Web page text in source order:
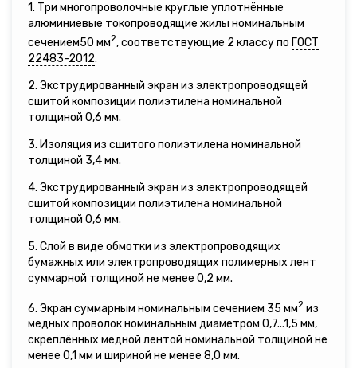
1. Три многопроволочные круглые уплотнённые
алюминиевые токопроводящие жилы номинальным
сечением50 мм2, соответствующие 2 классу по ГОСТ
22483-2012.
2. Экструдированный экран из электропроводящей
сшитой композиции полиэтилена номинальной
толщиной 0,6 мм.
3. Изоляция из сшитого полиэтилена номинальной
толщиной 3,4 мм.
4. Экструдированный экран из электропроводящей
сшитой композиции полиэтилена номинальной
толщиной 0,6 мм.
5. Слой в виде обмотки из электропроводящих
бумажных или электропроводящих полимерных лент
суммарной толщиной не менее 0,2 мм.
6. Экран суммарным номинальным сечением 35 мм2 из
медных проволок номинальным диаметром 0,7...1,5 мм,
скреплённых медной лентой номинальной толщиной не
менее 0,1 мм и шириной не менее 8,0 мм.